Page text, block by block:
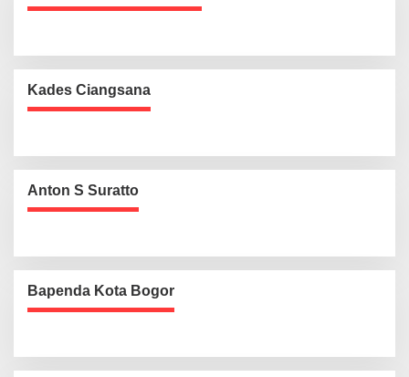
Kades Ciangsana
Anton S Suratto
Bapenda Kota Bogor